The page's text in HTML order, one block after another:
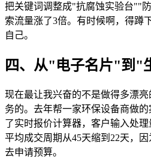
把关键词调整成"抗腐蚀实验台""
索流量涨了3倍。有时候啊，得蹲
自己。
四、从"电子名片"到"
现在最让我兴奋的不是做得多漂
务的。去年帮一家环保设备商做
了实时报价计算器，客户输入处
平均成交周期从45天缩到22天，
去申请预算。